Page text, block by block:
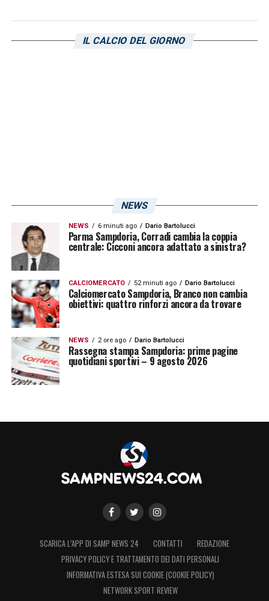
arrivano al match con due punti in più dei
blucerchiati e con una differenza reti di -11
avvantaggiata. Tuttavia mancano 180 minuti
al termine del campionato e di conseguenza
ogni risultati potrebbe essere ancora
ribaltato.
LA PLAYLIST DELLE NOSTRE TOP NEWS
IL CALCIO DEL GIORNO
NEWS
NEWS 6 minuti ago Dario Bartolucci
Parma Sampdoria, Corradi cambia la coppia
centrale: Cicconi ancora adattato a sinistra?
CALCIOMERCATO 52 minuti ago Dario Bartolucci
Calciomercato Sampdoria, Branco non cambia
obiettivi: quattro rinforzi ancora da trovare
NEWS 2 ore ago Dario Bartolucci
Rassegna stampa Sampdoria: prime pagine
quotidiani sportivi – 9 agosto 2026
SCARICA L’APP DI SAMP NEWS 24 CONTATTI
REDAZIONE
PRIVACY POLICY E TRATTAMENTO DEI DATI PERSONALI
INFORMATIVA ESTESA SUI COOKIE (COOKIE POLICY)
NETWORK SPORT REVIEW